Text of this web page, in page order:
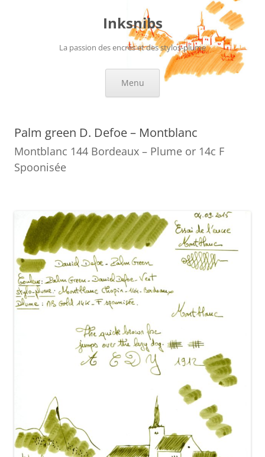
Inksnibs
La passion des encres et des stylos-plume
Menu
Palm green D. Defoe – Montblanc
Montblanc 144 Bordeaux – Plume or 14c F
Spoonisée